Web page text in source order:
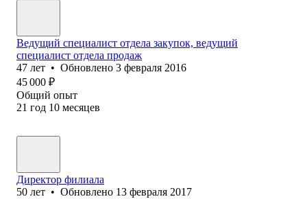
Ведущий специалист отдела закупок, ведущий
специалист отдела продаж
47 лет • Обновлено 3 февраля 2016
45 000 ₽
Общий опыт
21 год 10 месяцев
Директор филиала
50 лет • Обновлено 13 февраля 2017